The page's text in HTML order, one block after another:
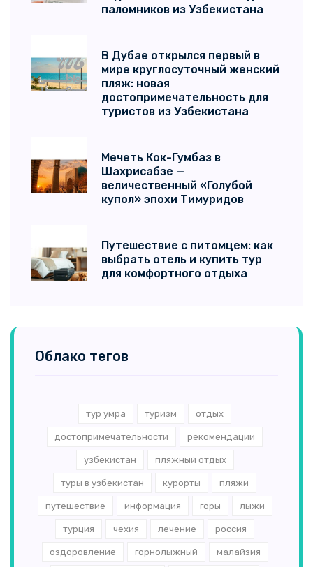
паломников из Узбекистана
В Дубае открылся первый в
мире круглосуточный женский
пляж: новая
достопримечательность для
туристов из Узбекистана
Мечеть Кок-Гумбаз в
Шахрисабзе —
величественный «Голубой
купол» эпохи Тимуридов
Путешествие с питомцем: как
выбрать отель и купить тур
для комфортного отдыха
Облако тегов
тур умра туризм отдых
достопримечательности рекомендации
узбекистан пляжный отдых
туры в узбекистан курорты пляжи
путешествие информация горы лыжи
турция чехия лечение россия
оздоровление горнолыжный малайзия